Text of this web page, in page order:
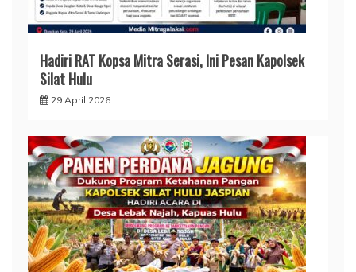
Hadiri RAT Kopsa Mitra Serasi, Ini Pesan Kapolsek
Silat Hulu
29 April 2026